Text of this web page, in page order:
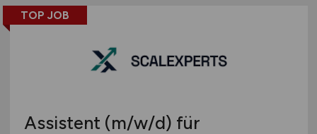
Unternehmensberatung / Wirtschaftsprüfung
Verwaltung
Gewerbe allgemein
Industrie allgemein
Europa
International
TOP JOB
Assistent (m/w/d) für